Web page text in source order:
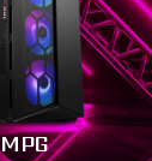
MPG